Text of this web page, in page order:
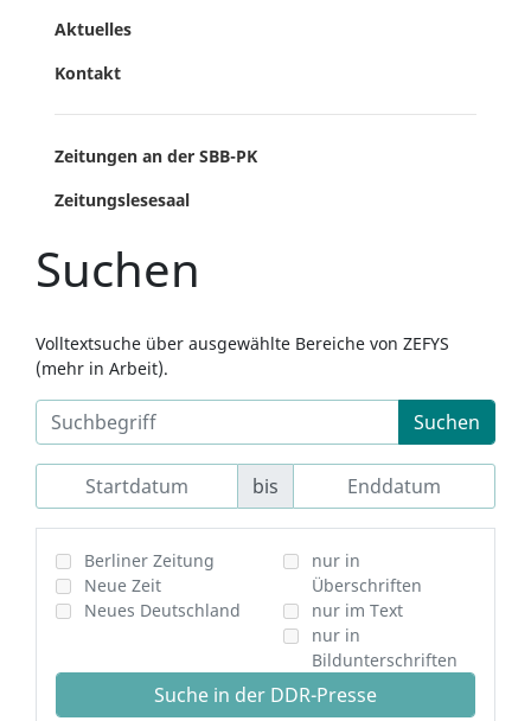
Aktuelles
Kontakt
Zeitungen an der SBB-PK
Zeitungslesesaal
Suchen
Volltextsuche über ausgewählte Bereiche von ZEFYS
(mehr in Arbeit).
Suchen
bis
Berliner Zeitung
Neue Zeit
Neues Deutschland
nur in
Überschriften
nur im Text
nur in
Bildunterschriften
Suche in der DDR-Presse